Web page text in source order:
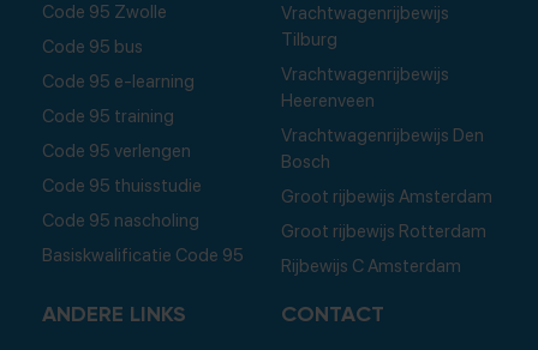
Code 95 Zwolle
Code 95 bus
Code 95 e-learning
Code 95 training
Code 95 verlengen
Code 95 thuisstudie
Code 95 nascholing
Basiskwalificatie Code 95
Vrachtwagenrijbewijs
Tilburg
Vrachtwagenrijbewijs
Heerenveen
Vrachtwagenrijbewijs Den
Bosch
Groot rijbewijs Amsterdam
Groot rijbewijs Rotterdam
Rijbewijs C Amsterdam
ANDERE LINKS CONTACT